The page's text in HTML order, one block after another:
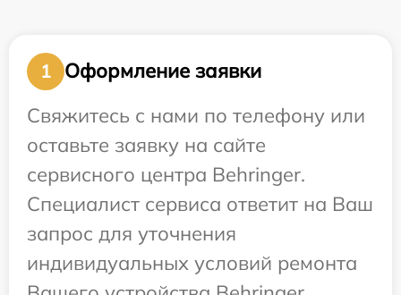
1
Оформление заявки
Свяжитесь с нами по телефону или
оставьте заявку на сайте
сервисного центра Behringer.
Специалист сервиса ответит на Ваш
запрос для уточнения
индивидуальных условий ремонта